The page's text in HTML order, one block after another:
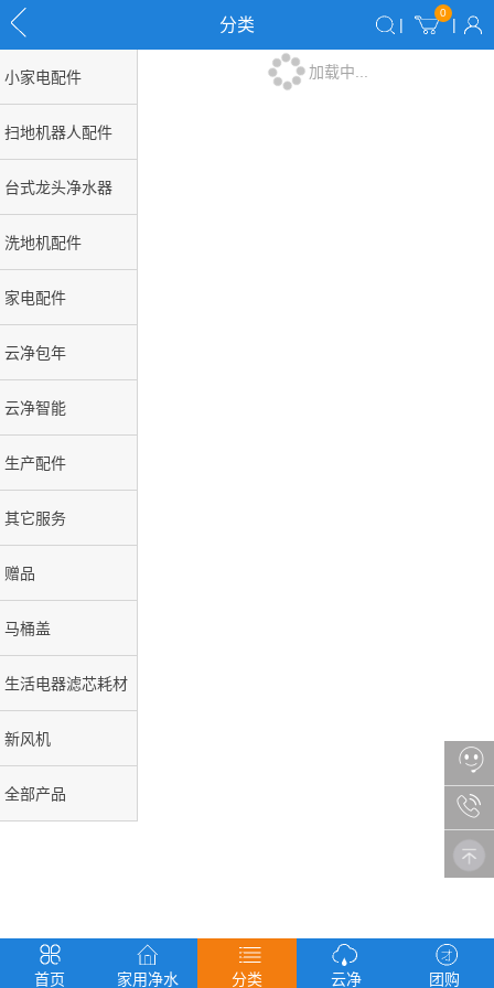
分类 |
0
|
首页 家用净水 分类 云净 团购
小家电配件
扫地机器人配件
台式龙头净水器
洗地机配件
家电配件
云净包年
云净智能
生产配件
其它服务
赠品
马桶盖
生活电器滤芯耗材
新风机
全部产品
加载中...